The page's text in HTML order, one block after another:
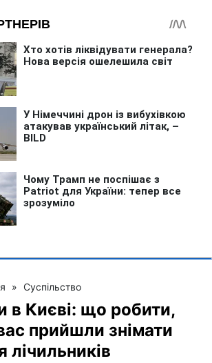
» Суспільство
в Києві: що робити,
прийшли знімати
лічильників